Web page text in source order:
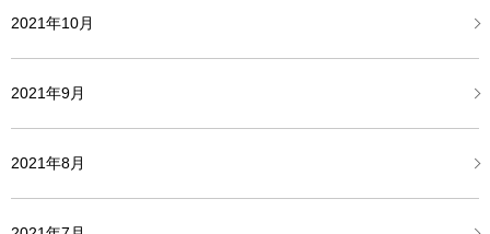
2021年10月
2021年9月
2021年8月